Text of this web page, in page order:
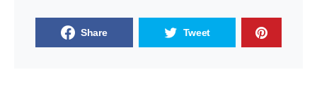
Share Tweet